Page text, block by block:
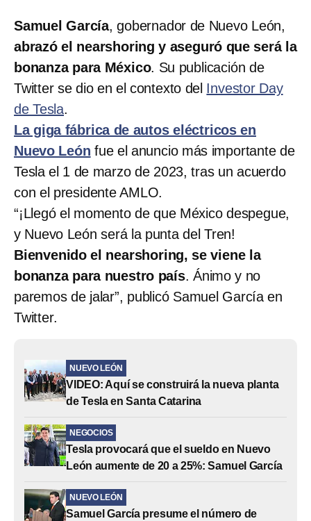
Samuel García, gobernador de Nuevo León,
abrazó el nearshoring y aseguró que será la
bonanza para México. Su publicación de
Twitter se dio en el contexto del Investor Day
de Tesla.
La giga fábrica de autos eléctricos en
Nuevo León fue el anuncio más importante de
Tesla el 1 de marzo de 2023, tras un acuerdo
con el presidente AMLO.
“¡Llegó el momento de que México despegue,
y Nuevo León será la punta del Tren!
Bienvenido el nearshoring, se viene la
bonanza para nuestro país. Ánimo y no
paremos de jalar”, publicó Samuel García en
Twitter.
NUEVO LEÓN
VIDEO: Aquí se construirá la nueva planta
de Tesla en Santa Catarina
NEGOCIOS
Tesla provocará que el sueldo en Nuevo
León aumente de 20 a 25%: Samuel García
NUEVO LEÓN
Samuel García presume el número de